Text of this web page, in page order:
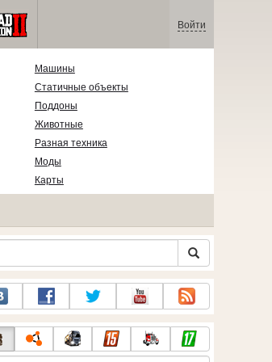
Войти
Машины
Статичные объекты
Поддоны
Животные
Разная техника
Моды
Карты